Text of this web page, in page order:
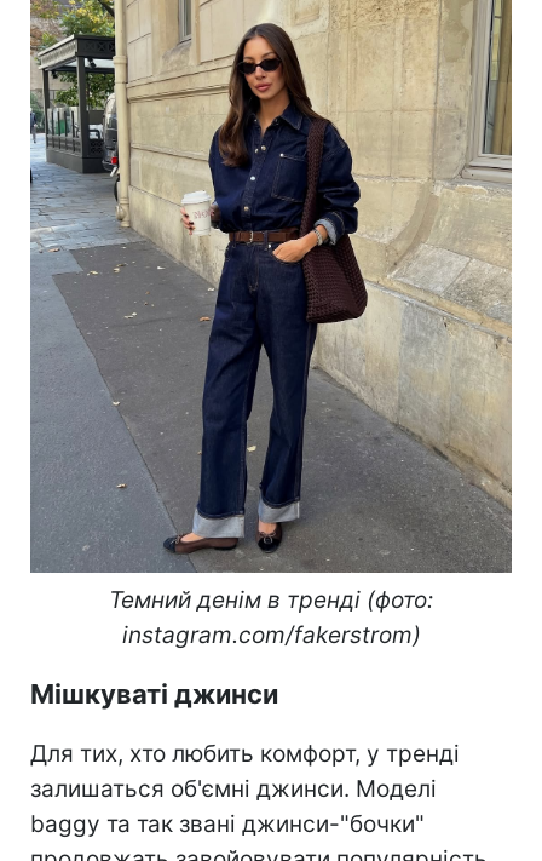
Темний денім в тренді (фото:
instagram.com/fakerstrom)
Мішкуваті джинси
Для тих, хто любить комфорт, у тренді
залишаться об'ємні джинси. Моделі
baggy та так звані джинси-"бочки"